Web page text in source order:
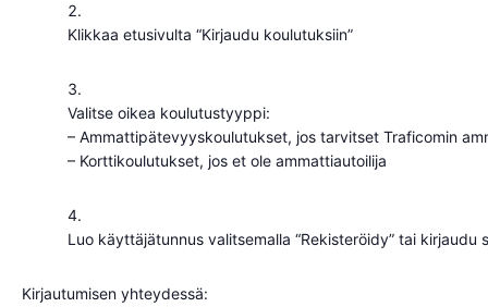
Klikkaa etusivulta “Kirjaudu koulutuksiin”
Valitse oikea koulutustyyppi:
– Ammattipätevyyskoulutukset, jos tarvitset Traficomin
– Korttikoulutukset, jos et ole ammattiautoilija
Luo käyttäjätunnus valitsemalla “Rekisteröidy” tai kirjaudu
Kirjautumisen yhteydessä: